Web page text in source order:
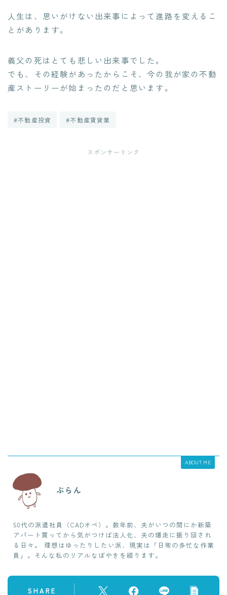
人生は、思いがけない出来事によって進路を変えるこ
とがあります。
義父の死はとても悲しい出来事でした。
でも、その経験があったからこそ、今の我が家の不動
産ストーリーが始まったのだと思います。
#不動産投資 #不動産賃貸業
スポンサーリンク
ABOUT ME
ぷらん
50代の派遣社員（CADオペ）。数年前、夫がいつの間にか新築
アパート買ってから気がつけば法人化、夫の爆走に振り回され
る日々。 理想はゆったりしたい派、現実は「日常の多忙な作業
員」。そんな私のリアルなぼやきを綴ります。
SHARE